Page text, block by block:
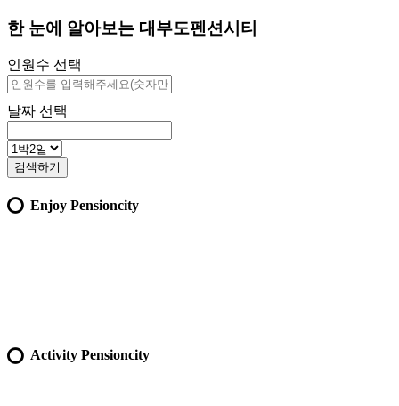
한 눈에 알아보는 대부도펜션시티
인원수 선택
날짜 선택
검색하기
Enjoy Pensioncity
Activity Pensioncity